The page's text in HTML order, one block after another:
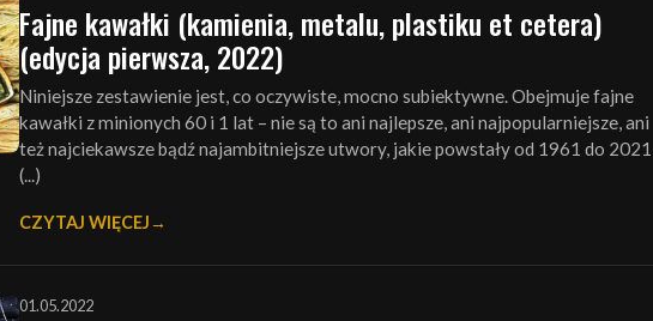
Fajne kawałki (kamienia, metalu, plastiku et cetera)
(edycja pierwsza, 2022)
Niniejsze zestawienie jest, co oczywiste, mocno subiektywne. Obejmuje fajne
kawałki z minionych 60 i 1 lat – nie są to ani najlepsze, ani najpopularniejsze, ani
też najciekawsze bądź najambitniejsze utwory, jakie powstały od 1961 do 2021
(...)
CZYTAJ WIĘCEJ
01.05.2022